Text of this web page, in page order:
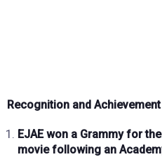
Recognition and Achievement
EJAE won a Grammyfor
movie following an